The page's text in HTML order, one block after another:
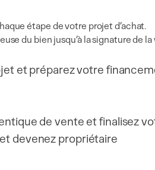
étape de votre projet d’achat.
du bien jusqu’à la signature de
et préparez votre
de vente et finalisez
devenez propriétaire